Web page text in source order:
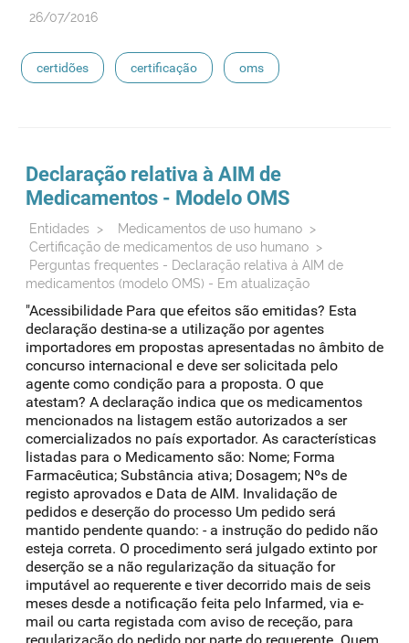
26/07/2016
certidões certificação oms
Declaração relativa à AIM de
Medicamentos - Modelo OMS
Entidades > Medicamentos de uso humano >
Certificação de medicamentos de uso humano >
Perguntas frequentes - Declaração relativa à AIM de
medicamentos (modelo OMS) - Em atualização
"Acessibilidade Para que efeitos são emitidas? Esta
declaração destina-se a utilização por agentes
importadores em propostas apresentadas no âmbito de
concurso internacional e deve ser solicitada pelo
agente como condição para a proposta. O que
atestam? A declaração indica que os medicamentos
mencionados na listagem estão autorizados a ser
comercializados no país exportador. As características
listadas para o Medicamento são: Nome; Forma
Farmacêutica; Substância ativa; Dosagem; Nºs de
registo aprovados e Data de AIM. Invalidação de
pedidos e deserção do processo Um pedido será
mantido pendente quando: - a instrução do pedido não
esteja correta. O procedimento será julgado extinto por
deserção se a não regularização da situação for
imputável ao requerente e tiver decorrido mais de seis
meses desde a notificação feita pelo Infarmed, via e-
mail ou carta registada com aviso de receção, para